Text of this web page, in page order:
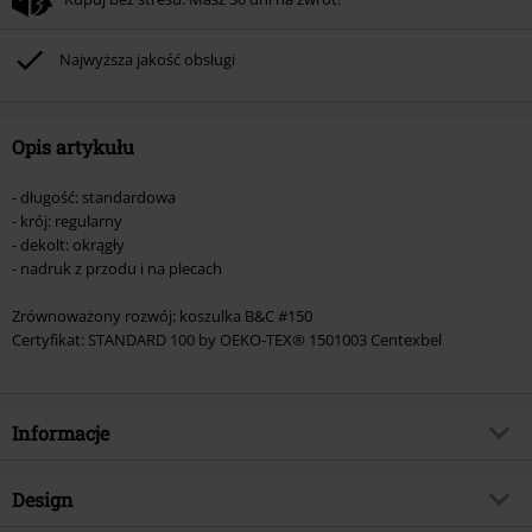
Rammstein, (Till) Lindemann, Böhse Onkelz, Broilers, Die Ärzte, Die Toten
Hosen, Metality oraz artykułów z donacją w cenie.
Najwyższa jakość obsługi
Opis artykułu
- długość: standardowa
- krój: regularny
- dekolt: okrągły
- nadruk z przodu i na plecach
Zrównoważony rozwój: koszulka B&C #150
Certyfikat: STANDARD 100 by OEKO-TEX® 1501003 Centexbel
Informacje
Numer artykułu
Design